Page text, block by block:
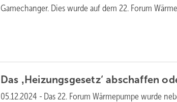
Gamechanger. Dies wurde auf dem 22. Forum
Das ‚Heizungsgesetz‘ abschaffen
05.12.2024 - Das 22. Forum Wärmepumpe wurde